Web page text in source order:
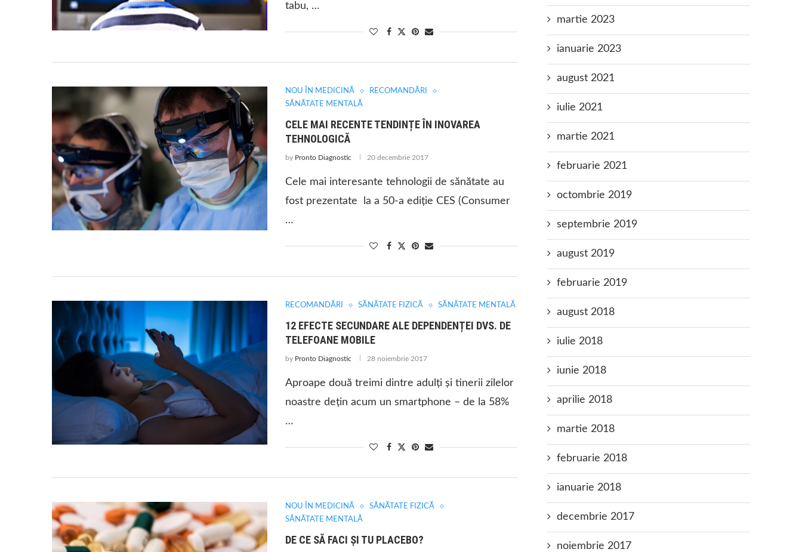
tabu, …
NOU ÎN MEDICINĂ
RECOMANDĂRI
SĂNĂTATE MENTALĂ
CELE MAI RECENTE TENDINȚE ÎN INOVAREA
TEHNOLOGICĂ
by Pronto Diagnostic 20 decembrie 2017
Cele mai interesante tehnologii de sănătate au
fost prezentate la a 50-a ediţie CES (Consumer
…
RECOMANDĂRI SĂNĂTATE FIZICĂ SĂNĂTATE MENTALĂ
12 EFECTE SECUNDARE ALE DEPENDENȚEI DVS. DE
TELEFOANE MOBILE
by Pronto Diagnostic 28 noiembrie 2017
Aproape două treimi dintre adulți şi tinerii zilelor
noastre dețin acum un smartphone – de la 58%
…
NOU ÎN MEDICINĂ
SĂNĂTATE FIZICĂ
SĂNĂTATE MENTALĂ
DE CE SĂ FACI ŞI TU PLACEBO?
martie 2023
ianuarie 2023
august 2021
iulie 2021
martie 2021
februarie 2021
octombrie 2019
septembrie 2019
august 2019
februarie 2019
august 2018
iulie 2018
iunie 2018
aprilie 2018
martie 2018
februarie 2018
ianuarie 2018
decembrie 2017
noiembrie 2017